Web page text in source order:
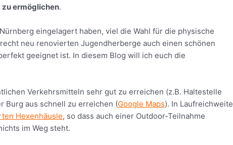
zu ermöglichen.
eingelagert haben, viel die Wahl für die physische
neu renovierten Jugendherberge auch einen schönen
geeignet ist. In diesem Blog will ich euch die
Verkehrsmitteln sehr gut zu erreichen (z.B. Haltestelle
Burg aus schnell zu erreichen (Google Maps). In Laufreichweite
Hexenhäusle, so dass auch einer Outdoor-Teilnahme
im Weg steht.